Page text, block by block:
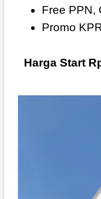
Free PPN,
Promo
Harga Start